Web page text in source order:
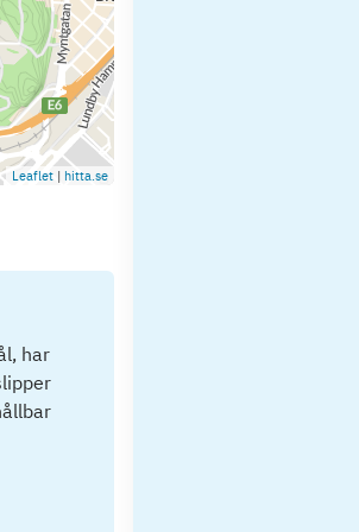
Leaflet | hitta.se
har